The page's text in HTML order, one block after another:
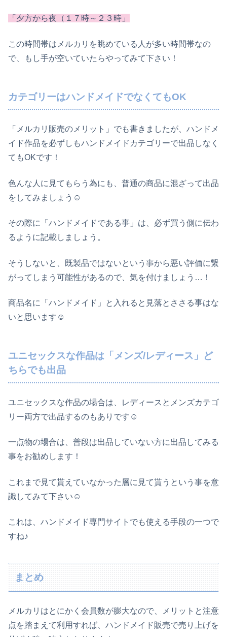
「夕方から夜（１７時～２３時」
この時間帯はメルカリを眺めている人が多い時間帯なの
で、もし手が空いていたらやってみて下さい！
カテゴリーはハンドメイドでなくてもOK
「メルカリ販売のメリット」でも書きましたが、ハンドメ
イド作品を必ずしもハンドメイドカテゴリーで出品しなく
てもOKです！
色んな人に見てもらう為にも、普通の商品に混ざって出品
をしてみましょう☺
その際に「ハンドメイドである事」は、必ず買う側に伝わ
るように記載しましょう。
そうしないと、既製品ではないという事から悪い評価に繋
がってしまう可能性があるので、気を付けましょう…！
商品名に「ハンドメイド」と入れると見落とささる事はな
いと思います☺
ユニセックスな作品は「メンズ/レディース」ど
ちらでも出品
ユニセックスな作品の場合は、レディースとメンズカテゴ
リー両方で出品するのもありです☺
一点物の場合は、普段は出品していない方に出品してみる
事をお勧めします！
これまで見て貰えていなかった層に見て貰うという事を意
識してみて下さい☺
これは、ハンドメイド専門サイトでも使える手段の一つで
すね♪
まとめ
メルカリはとにかく会員数が膨大なので、メリットと注意
点を踏まえて利用すれば、ハンドメイド販売で売り上げを